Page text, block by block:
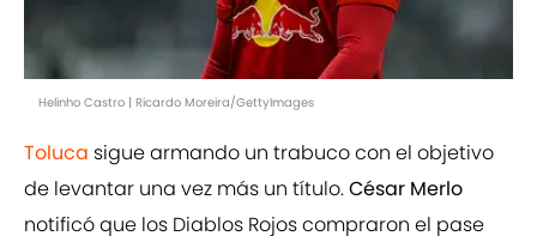
Helinho Castro | Ricardo Moreira/GettyImages
Toluca sigue armando un trabuco con el objetivo
de levantar una vez más un título.César Merlo
notificó que los Diablos Rojos compraron el pase